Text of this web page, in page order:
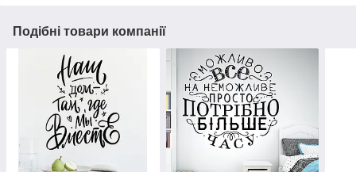
Подібні товари компанії